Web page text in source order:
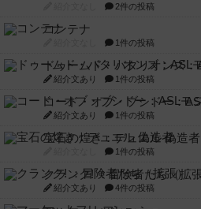
2件の投稿
コンテナ
1件の投稿
ドゥームド・バタリオンズ：
紹介文あり 1件の投稿
コード・オブ・ブシドー：
紹介文あり 1件の投稿
宝石の煌き：デュエル 偽造者
1件の投稿
クランク! ：冒険者たち（拡張
紹介文あり 4件の投稿